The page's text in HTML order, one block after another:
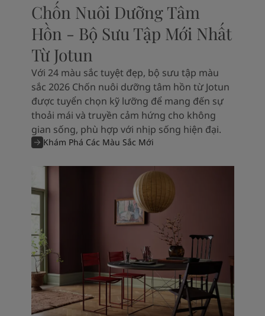
Chốn Nuôi Dưỡng Tâm
Hồn - Bộ Sưu Tập Mới Nhất
Từ Jotun
Với 24 màu sắc tuyệt đẹp, bộ sưu tập màu
sắc 2026 Chốn nuôi dưỡng tâm hồn từ Jotun
được tuyển chọn kỹ lưỡng để mang đến sự
thoải mái và truyền cảm hứng cho không
gian sống, phù hợp với nhịp sống hiện đại.
Khám Phá Các Màu Sắc Mới